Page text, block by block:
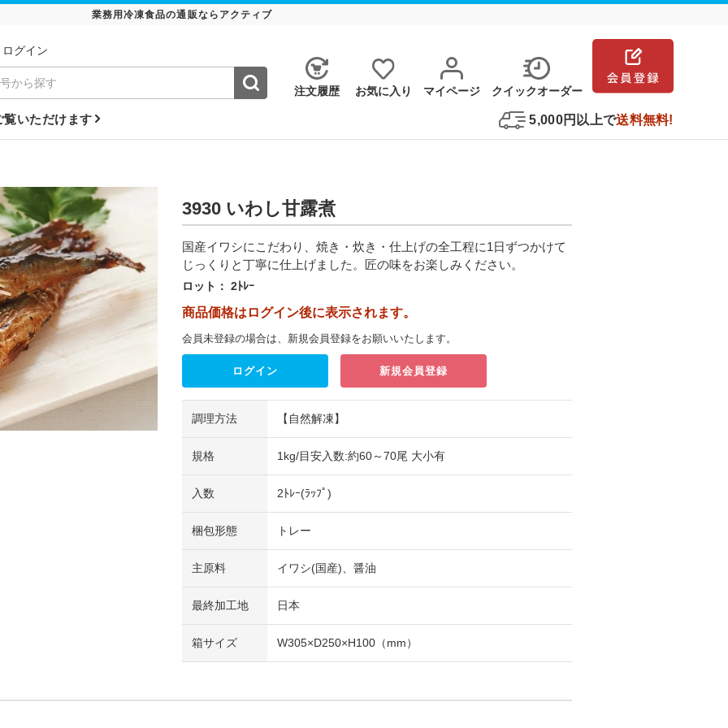
業務用冷凍食品の通販ならアクティブ
ログイン
注⽂履歴 お気に⼊り マイページ クイックオーダー
いただけます 5,000円以上で送料無料!
3930 いわし甘露煮
国産イワシにこだわり、焼き・炊き・仕上げの全工程に1日ずつかけて
じっくりと丁寧に仕上げました。匠の味をお楽しみください。
ロット： 2ﾄﾚｰ
商品価格はログイン後に表示されます。
会員未登録の場合は、新規会員登録をお願いいたします。
ログイン 新規会員登録
調理方法 【自然解凍】
規格 1kg/目安入数:約60～70尾 大小有
入数 2ﾄﾚｰ(ﾗｯﾌﾟ)
梱包形態 トレー
主原料 イワシ(国産)、醤油
最終加工地 日本
箱サイズ W305×D250×H100（mm）